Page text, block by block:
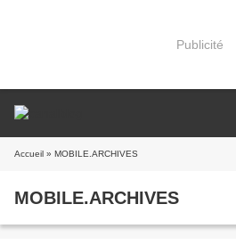
Publicité
Accueil » MOBILE.ARCHIVES
MOBILE.ARCHIVES